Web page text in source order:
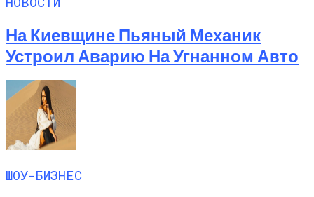
На Киевщине Пьяный Механик
Устроил Аварию На Угнанном Авто
ШОУ-БИЗНЕС